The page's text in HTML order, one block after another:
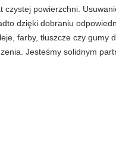
czystej powierzchni.
dzięki dobraniu
farby, tłuszcze czy gumy
Jesteśmy solidnym